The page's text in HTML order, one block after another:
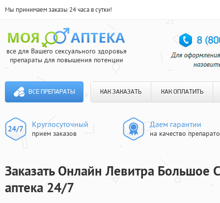
Мы принимаем заказы 24 часа в сутки!
все для Вашего сексуального здоровья
препараты для повышения потенции
ВСЕ ПРЕПАРАТЫ КАК ЗАКАЗАТЬ КАК ОПЛАТИТЬ
Круглосуточный
прием заказов
Даем гарантии
на качество
Заказать Онлайн Левитра Большое
аптека 24/7